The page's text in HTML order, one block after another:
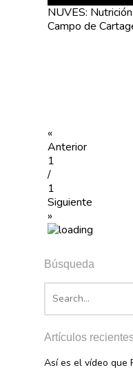
NUVES:
Campo de
«
Anterior
1
/
1
Siguiente
»
Búsqueda
Artículos
Así es el vídeo que